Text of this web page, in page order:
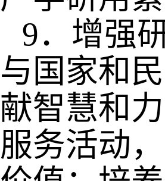
9．增强
与国家和
献智慧和
服务活动